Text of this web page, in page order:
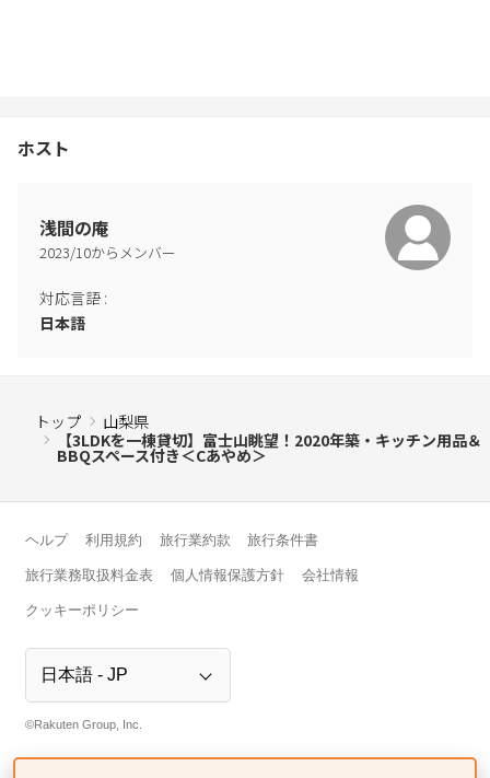
ホスト
浅間の庵
2023/10からメンバー
対応言語 :
日本語
トップ
山梨県
【3LDKを一棟貸切】富士山眺望！2020年築・キッチン用品＆
BBQスペース付き＜Cあやめ＞
ヘルプ 利用規約 旅行業約款 旅行条件書
旅行業務取扱料金表 個人情報保護方針 会社情報
クッキーポリシー
©Rakuten Group, Inc.